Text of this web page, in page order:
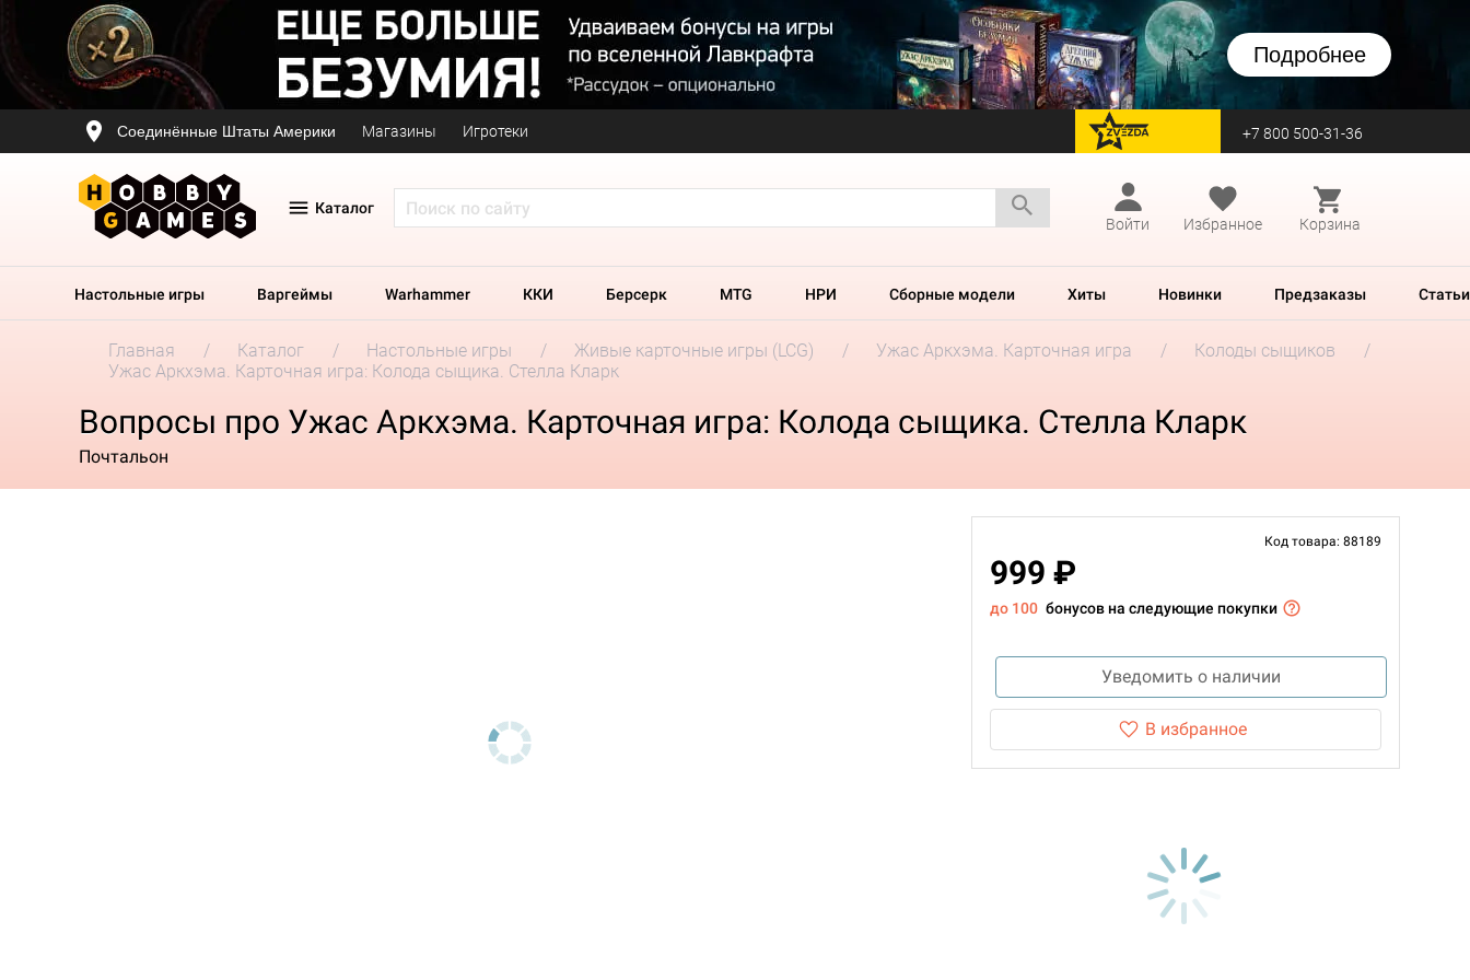
Подробнее
Соединённые Штаты Америки Магазины Игротеки перейти на Zvezda +7 800 500-31-36
Каталог
Войти
Избранное Корзина
Настольные игры Варгеймы Warhammer ККИ Берсерк MTG НРИ Сборные модели Хиты Новинки Предзаказы Статьи
Главная Каталог Настольные игры Живые карточные игры (LCG) Ужас Аркхэма. Карточная игра
Колоды сыщиков
Ужас Аркхэма. Карточная игра: Колода сыщика. Стелла Кларк
Вопросы про Ужас Аркхэма. Карточная игра: Колода сыщика. Стелла Кларк
Почтальон
Код товара: 88189
999 ₽
до 100 бонусов на следующие покупки
Уведомить о наличии
В избранное